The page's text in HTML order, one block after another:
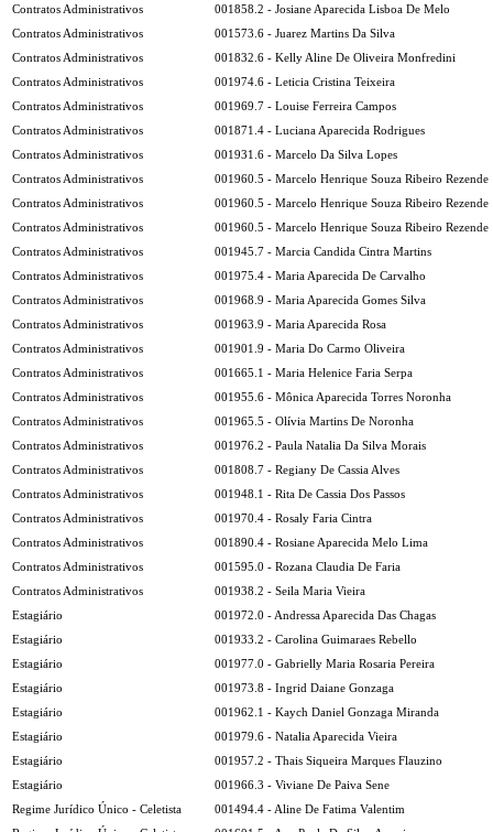
Contratos Administrativos
001858.2 - Josiane Aparecida Lisboa De Melo
Contratos Administrativos
001573.6 - Juarez Martins Da Silva
Contratos Administrativos
001832.6 - Kelly Aline De Oliveira Monfredini
Contratos Administrativos
001974.6 - Leticia Cristina Teixeira
Contratos Administrativos
001969.7 - Louise Ferreira Campos
Contratos Administrativos
001871.4 - Luciana Aparecida Rodrigues
Contratos Administrativos
001931.6 - Marcelo Da Silva Lopes
Contratos Administrativos
001960.5 - Marcelo Henrique Souza Ribeiro Rezende
Contratos Administrativos
001960.5 - Marcelo Henrique Souza Ribeiro Rezende
Contratos Administrativos
001960.5 - Marcelo Henrique Souza Ribeiro Rezende
Contratos Administrativos
001945.7 - Marcia Candida Cintra Martins
Contratos Administrativos
001975.4 - Maria Aparecida De Carvalho
Contratos Administrativos
001968.9 - Maria Aparecida Gomes Silva
Contratos Administrativos
001963.9 - Maria Aparecida Rosa
Contratos Administrativos
001901.9 - Maria Do Carmo Oliveira
Contratos Administrativos
001665.1 - Maria Helenice Faria Serpa
Contratos Administrativos
001955.6 - Mônica Aparecida Torres Noronha
Contratos Administrativos
001965.5 - Olívia Martins De Noronha
Contratos Administrativos
001976.2 - Paula Natalia Da Silva Morais
Contratos Administrativos
001808.7 - Regiany De Cassia Alves
Contratos Administrativos
001948.1 - Rita De Cassia Dos Passos
Contratos Administrativos
001970.4 - Rosaly Faria Cintra
Contratos Administrativos
001890.4 - Rosiane Aparecida Melo Lima
Contratos Administrativos
001595.0 - Rozana Claudia De Faria
Contratos Administrativos
001938.2 - Seila Maria Vieira
Estagiário
001972.0 - Andressa Aparecida Das Chagas
Estagiário
001933.2 - Carolina Guimaraes Rebello
Estagiário
001977.0 - Gabrielly Maria Rosaria Pereira
Estagiário
001973.8 - Ingrid Daiane Gonzaga
Estagiário
001962.1 - Kaych Daniel Gonzaga Miranda
Estagiário
001979.6 - Natalia Aparecida Vieira
Estagiário
001957.2 - Thais Siqueira Marques Flauzino
Estagiário
001966.3 - Viviane De Paiva Sene
Regime Jurídico Único - Celetista
001494.4 - Aline De Fatima Valentim